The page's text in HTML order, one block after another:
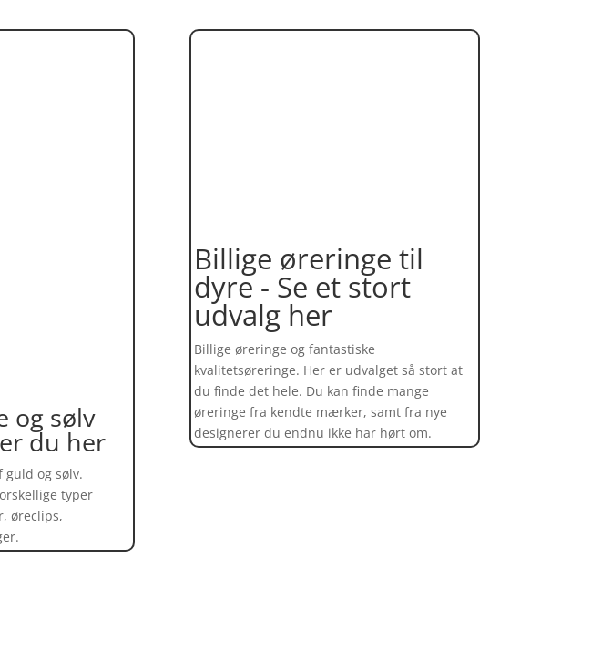
og sølv
du her
og sølv.
typer
øreclips,
Billige øreringe til
dyre - Se et stort
udvalg her
Billige øreringe og fantastiske
kvalitetsøreringe. Her er udvalget så stort at
du finde det hele. Du kan finde mange
øreringe fra kendte mærker, samt fra nye
designerer du endnu ikke har hørt om.